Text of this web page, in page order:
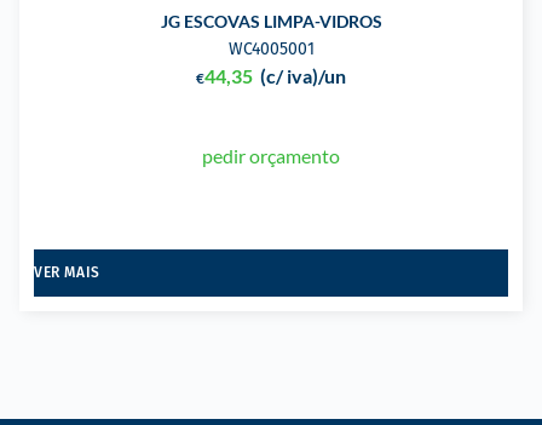
JG ESCOVAS LIMPA-VIDROS
WC4005001
€44,35 (c/ iva)/un
pedir orçamento
VER MAIS